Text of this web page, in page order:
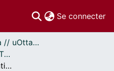
Se connecter
Thèses uOttawa // uOttawa Theses
Thèses, 1910 - 2010 // Theses, 1910 - 2010
Variable radiosity radiation between finite surfaces.